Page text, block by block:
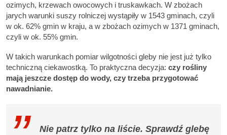
ozimych, krzewach owocowych i truskawkach. W zbożach
jarych warunki suszy rolniczej wystąpiły w 1543 gminach, czyli
w ok. 62% gmin w kraju, a w zbożach ozimych w 1371 gminach,
czyli w ok. 55% gmin.
W takich warunkach pomiar wilgotności gleby nie jest już tylko
techniczną ciekawostką. To praktyczna decyzja: czy rośliny
mają jeszcze dostęp do wody, czy trzeba przygotować
nawadnianie.
Nie patrz tylko na liście. Sprawdź glebę